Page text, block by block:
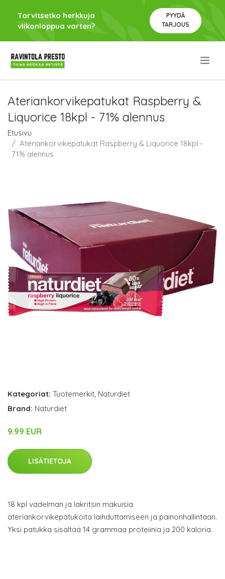
Tarvitsetko herkkuja
viikonloppua varten?
PYYDÄ
TARJOUS
Ateriankorvikepatukat Raspberry &
Liquorice 18kpl - 71% alennus
Etusivu
Ateriankorvikepatukat Raspberry & Liquorice 18kpl -
71% alennus
Kategoriat: Tuotemerkit, Naturdiet
Brand: Naturdiet
9.99 EUR
LISÄTIETOJA
18 kpl vadelman ja lakritsin makuisia
ateriankorvikepatukoita laihduttamiseen ja painonhallintaan.
Yksi patukka sisältää 14 grammaa proteiinia ja 200 kaloria.